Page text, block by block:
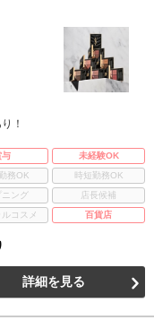
！
与
未経験OK
務OK
時短勤務OK
ニング
店長候補
コスメ 百貨店
詳細を見る